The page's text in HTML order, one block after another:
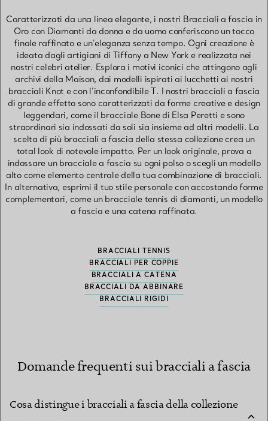
Caratterizzati da una linea elegante, i nostri Bracciali a fascia in
Oro con Diamanti da donna e da uomo conferiscono un tocco
finale raffinato e un’eleganza senza tempo. Ogni creazione è
ideata dagli artigiani di Tiffany a New York e realizzata nei
nostri celebri atelier. Esplora i motivi iconici che attingono agli
archivi della Maison, dai modelli ispirati ai lucchetti ai nostri
bracciali Knot e con l’inconfondibile T. I nostri bracciali a fascia
di grande effetto sono caratterizzati da forme creative e design
leggendari, come il bracciale Bone di Elsa Peretti e sono
straordinari sia indossati da soli sia insieme ad altri modelli. La
scelta di più bracciali a fascia della stessa collezione crea un
total look di notevole impatto. Per un look originale, prova a
indossare un bracciale a fascia su ogni polso o scegli un modello
alto come elemento centrale della tua combinazione di bracciali.
In alternativa, esprimi il tuo stile personale con accostando forme
complementari, come un bracciale tennis di diamanti, un modello
a fascia e una catena raffinata.
BRACCIALI TENNIS
BRACCIALI PER COPPIE
BRACCIALI A CATENA
BRACCIALI DA ABBINARE
BRACCIALI RIGIDI
Domande frequenti sui bracciali a fascia
Cosa distingue i bracciali a fascia della collezione